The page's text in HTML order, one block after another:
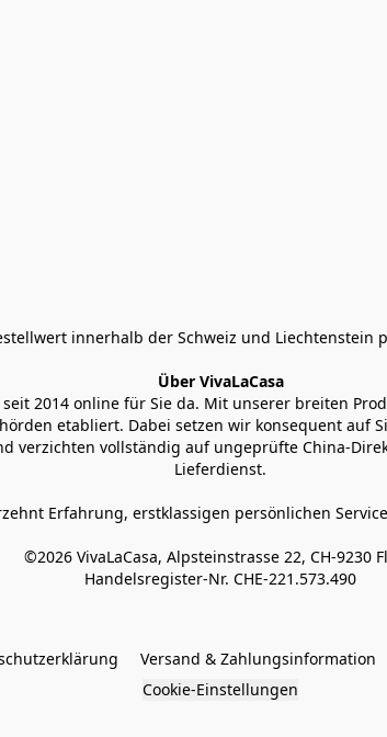
innerhalb der Schweiz und Liechtenstein
Über VivaLaCasa
2014 online für Sie da. Mit unserer breiten
etabliert. Dabei setzen wir konsequent auf
verzichten vollständig auf ungeprüfte China-
Lieferdienst.
Erfahrung, erstklassigen persönlichen
©2026 VivaLaCasa, Alpsteinstrasse 22, CH-9230
Handelsregister-Nr. CHE-221.573.490
Versand & Zahlungsinformation
Cookie-Einstellungen